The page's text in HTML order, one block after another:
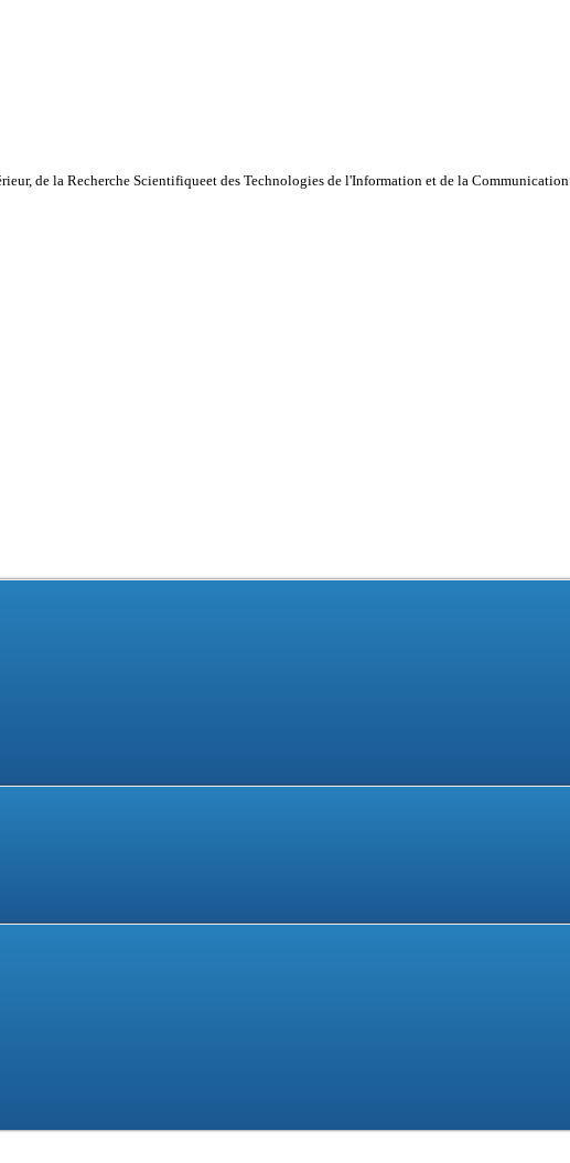
de la Recherche Scientifiqueet des Technologies de l'Information et de la Communication